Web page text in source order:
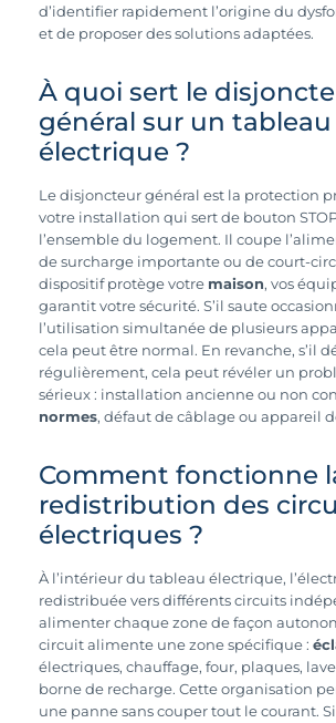
d’identifier rapidement l’origine du
et de proposer des solutions adaptées.
À quoi sert le
général sur un tableau
électrique ?
Le disjoncteur général est la protection
votre installation qui sert de bouton
l’ensemble du logement. Il coupe
de surcharge importante ou de court-
dispositif protège votre maison, vos
garantit votre sécurité. S’il saute
l’utilisation simultanée de plusieurs
cela peut être normal. En revanche, s’il
régulièrement, cela peut révéler un
sérieux : installation ancienne ou non
normes, défaut de câblage ou appareil
Comment fonctionne
redistribution des
électriques ?
À l’intérieur du tableau électrique,
redistribuée vers différents circuits
alimenter chaque zone de façon
circuit alimente une zone spécifique :
électriques, chauffage, four, plaques,
borne de recharge. Cette organisation
une panne sans couper tout le courant.